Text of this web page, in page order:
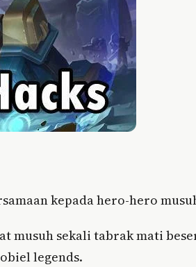
kepada hero-hero
musuh sekali tabrak mati
legends.